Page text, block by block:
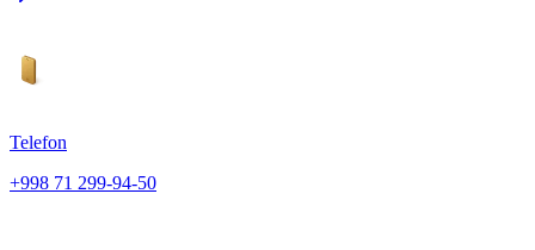
Telefon
+998 71 299-94-50